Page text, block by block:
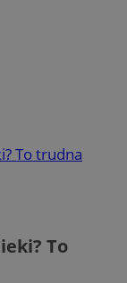
To trudna
To